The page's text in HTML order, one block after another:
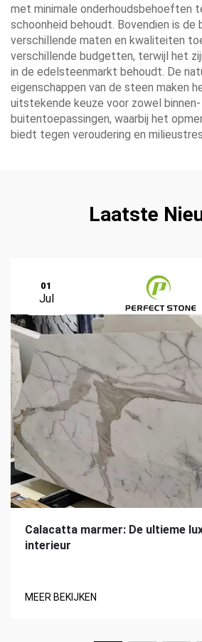
met minimale onderhoudsbehoeften
schoonheid behoudt. Bovendien is de
verschillende maten en kwaliteiten
verschillende budgetten, terwijl het
in de edelsteenmarkt behoudt. De
eigenschappen van de steen maken
uitstekende keuze voor zowel binnen-
buitentoepassingen, waarbij het
biedt tegen veroudering en
Laatste
01
Jul
Calacatta marmer: De ultieme
interieur
MEER BEKIJKEN